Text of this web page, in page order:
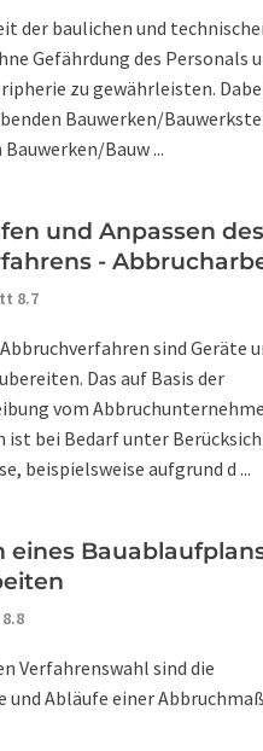
der baulichen und
Gefährdung des Personals
zu gewährleisten.
Bauwerken/
Bauw ...
und Anpassen des
-
8.7
sind Geräte
Das auf Basis der
vom
ist bei Bedarf unter
beispielsweise aufgrund d ...
eines
Verfahrenswahl sind die
Abläufe einer